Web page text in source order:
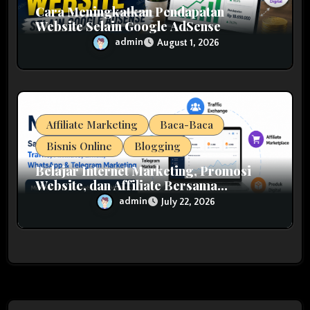
Cara Meningkatkan Pendapatan
Website Selain Google AdSense
admin August 1, 2026
Affiliate Marketing
Baca-Baca
Bisnis Online
Blogging
Belajar Internet Marketing, Promosi
Website, dan Affiliate Bersama
MarkasIM
admin July 22, 2026